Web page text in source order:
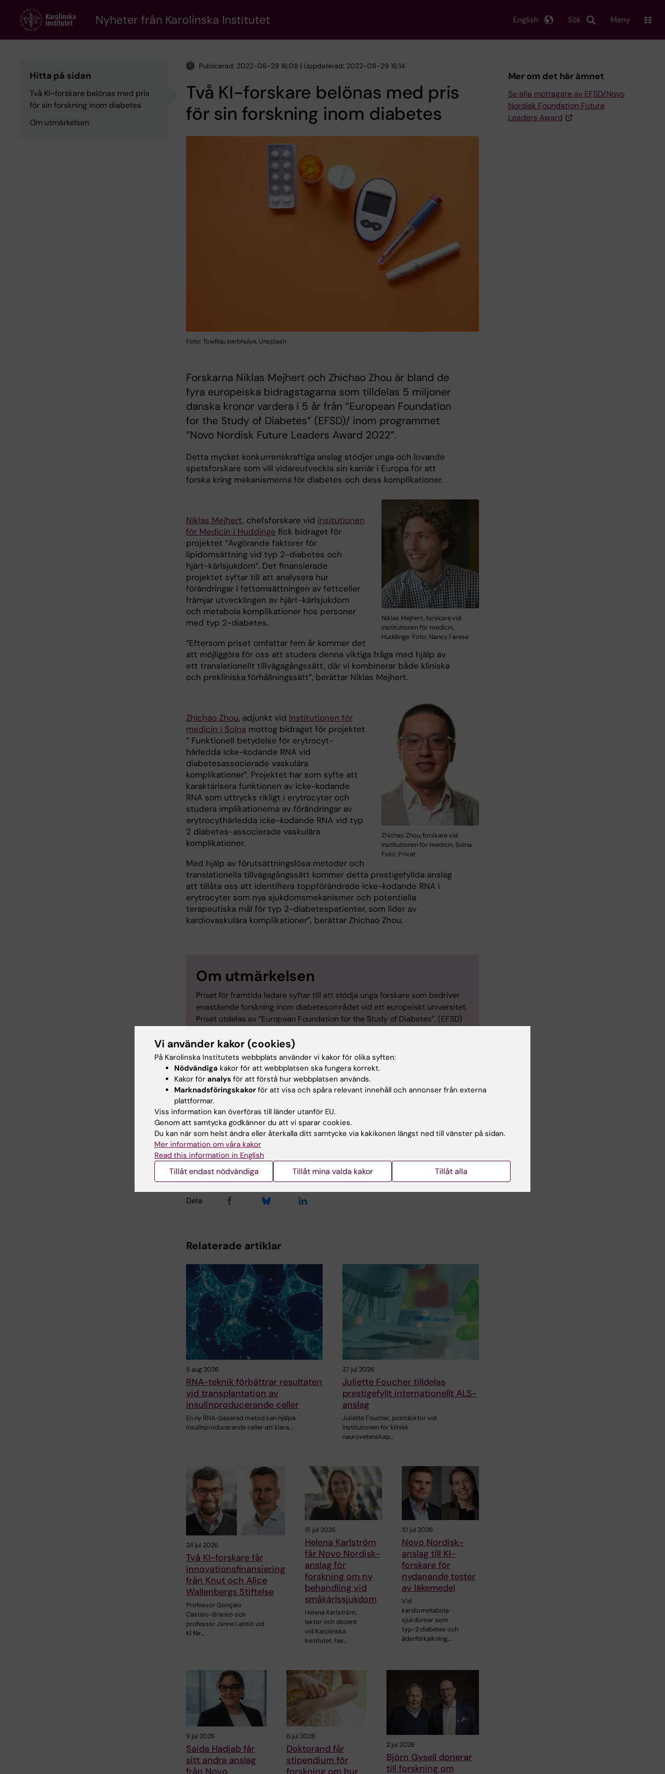
content
Nyheter från Karolinska Institutet Sök
English Meny
Hitta på sidan
Två KI-forskare belönas med pris
för sin forskning inom diabetes
Om utmärkelsen
Publicerad: 2022-08-29 16:08 | Uppdaterad: 2022-08-29 16:14
Två KI-forskare belönas med pris
för sin forskning inom diabetes
Foto: Towfiqu barbhuiya, Unsplash
Forskarna Niklas Mejhert och Zhichao Zhou är bland de
fyra europeiska bidragstagarna som tilldelas 5 miljoner
danska kronor vardera i 5 år från ”European Foundation
for the Study of Diabetes” (EFSD)/ inom programmet
”Novo Nordisk Future Leaders Award 2022”.
Detta mycket konkurrenskraftiga anslag stödjer unga och lovande
spetsforskare som vill vidareutveckla sin karriär i Europa för att
forska kring mekanismerna för diabetes och dess komplikationer.
Niklas Mejhert, forskare vid
institutionen för medicin,
Huddinge. Foto: Nancy Farese
Niklas Mejhert, chefsforskare vid insitutionen
för Medicin i Huddinge fick bidraget för
projektet ”Avgörande faktorer för
lipidomsättning vid typ 2-diabetes och
hjärt-kärlsjukdom”. Det finansierade
projektet syftar till att analysera hur
förändringar i fettomsättningen av fettceller
främjar utvecklingen av hjärt-kärlsjukdom
och metabola komplikationer hos personer
med typ 2-diabetes.
”Eftersom priset omfattar fem år kommer det
att möjliggöra för oss att studera denna viktiga fråga med hjälp av
ett translationellt tillvägagångssätt, där vi kombinerar både kliniska
och prekliniska förhållningssätt”, berättar Niklas Mejhert.
Zhichao Zhou, forskare vid
institutionen för medicin, Solna.
Foto: Privat
Zhichao Zhou, adjunkt vid Institutionen för
medicin i Solna mottog bidraget för projektet
” Funktionell betydelse för erytrocyt-
härledda icke-kodande RNA vid
diabetesassocierade vaskulära
komplikationer”. Projektet har som syfte att
karaktärisera funktionen av icke-kodande
RNA som uttrycks rikligt i erytrocyter och
studera implikationerna av förändringar av
erytrocythärledda icke-kodande RNA vid typ
2 diabetes-associerade vaskulära
komplikationer.
Med hjälp av förutsättningslösa metoder och
translationella tillvägagångssätt kommer detta prestigefyllda anslag
att tillåta oss att identifiera toppförändrade icke-kodande RNA i
erytrocyter som nya sjukdomsmekanismer och potentiella
terapeutiska mål för typ 2-diabetespatienter, som lider av
kardiovaskulära komplikationer”, berättar Zhichao Zhou.
Om utmärkelsen
Priset för framtida ledare syftar till att stödja unga forskare som bedriver
enastående forskning inom diabetesområdet vid ett europeiskt universitet.
Priset utdelas av ”European Foundation for the Study of Diabetes”, (EFSD)
EASD:s 58:e årsmöte i Stockholm i september.
Tags
Anslag
Uppdaterad av:
Anna Svensson
2022-08-29
Dela
Relaterade artiklar
5 aug 2026
RNA-teknik förbättrar resultaten
vid transplantation av
insulinproducerande celler
En ny RNA-baserad metod kan hjälpa
insulinproducerande celler att klara…
27 jul 2026
Juliette Foucher tilldelas
prestigefyllt internationellt ALS-
anslag
Juliette Foucher, postdoktor vid
institutionen för klinisk
neurovetenskap…
24 jul 2026
Två KI-forskare får
innovationsfinansiering
från Knut och Alice
Wallenbergs Stiftelse
Professor Gonçalo
Castelo-Branco och
professor Janne Lehtiö vid
KI får…
15 jul 2026
Helena Karlström
får Novo Nordisk-
anslag för
forskning om ny
behandling vid
småkärlssjukdom
Helena Karlström,
lektor och docent
vid Karolinska
Institutet, har…
10 jul 2026
Novo Nordisk-
anslag till KI-
forskare för
nydanande tester
av läkemedel
Vid
kardiometabola
sjukdomar som
typ-2 diabetes och
åderförkalkning…
9 jul 2026
Saida Hadjab får
sitt andra anslag
från Novo
6 jul 2026
Doktorand får
stipendium för
forskning om hur
2 jul 2026
Björn Gysell donerar
till forskning om
Mer om det här ämnet
Se alla mottagare av EFSD/Novo
Nordisk Foundation Future
Leaders Award
Vi använder kakor (cookies)
På Karolinska Institutets webbplats använder vi kakor för olika syften:
Nödvändiga kakor för att webbplatsen ska fungera korrekt.
Kakor för analys för att förstå hur webbplatsen används.
Marknadsföringskakor för att visa och spåra relevant innehåll och annonser från externa
plattformar.
Viss information kan överföras till länder utanför EU.
Genom att samtycka godkänner du att vi sparar cookies.
Du kan när som helst ändra eller återkalla ditt samtycke via kakikonen längst ned till vänster på sidan.
Mer information om våra kakor
Read this information in English
Tillåt endast nödvändiga Tillåt mina valda kakor Tillåt alla